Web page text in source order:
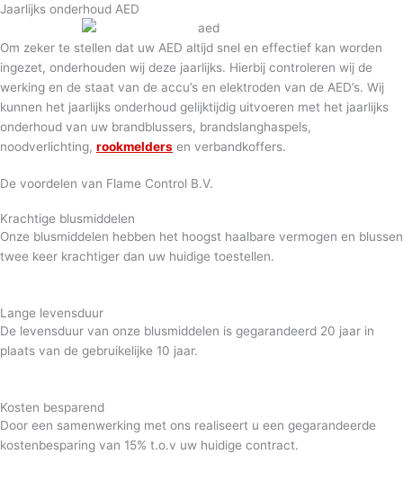
Jaarlijks onderhoud AED
Om zeker te stellen dat uw AED altijd snel en effectief kan worden
ingezet, onderhouden wij deze jaarlijks. Hierbij controleren wij de
werking en de staat van de accu’s en elektroden van de AED’s. Wij
kunnen het jaarlijks onderhoud gelijktijdig uitvoeren met het jaarlijks
onderhoud van uw brandblussers, brandslanghaspels,
noodverlichting, rookmelders en verbandkoffers.
De voordelen van Flame Control B.V.
Krachtige blusmiddelen
Onze blusmiddelen hebben het hoogst haalbare vermogen en blussen
twee keer krachtiger dan uw huidige toestellen.
Lange levensduur
De levensduur van onze blusmiddelen is gegarandeerd 20 jaar in
plaats van de gebruikelijke 10 jaar.
Kosten besparend
Door een samenwerking met ons realiseert u een gegarandeerde
kostenbesparing van 15% t.o.v uw huidige contract.